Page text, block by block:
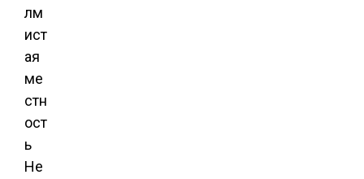
лм
ист
ая
ме
стн
ост
ь
Не